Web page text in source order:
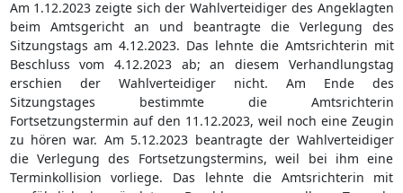
Am 1.12.2023 zeigte sich der Wahlverteidiger des Angeklagten
beim Amtsgericht an und beantragte die Verlegung des
Sitzungstags am 4.12.2023. Das lehnte die Amtsrichterin mit
Beschluss vom 4.12.2023 ab; an diesem Verhandlungstag
erschien der Wahlverteidiger nicht. Am Ende des
Sitzungstages bestimmte die Amtsrichterin
Fortsetzungstermin auf den 11.12.2023, weil noch eine Zeugin
zu hören war. Am 5.12.2023 beantragte der Wahlverteidiger
die Verlegung des Fortsetzungstermins, weil bei ihm eine
Terminkollision vorliege. Das lehnte die Amtsrichterin mit